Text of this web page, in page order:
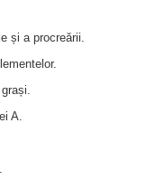
și a procreării.
A.